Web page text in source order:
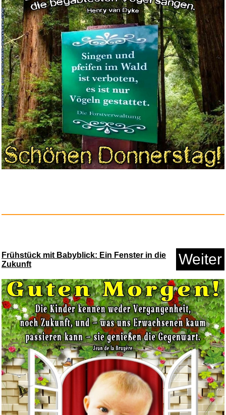
The Vampire Diaries - Serie Co...
Anzeige
Anzeige
Frühstück mit Babyblick: Ein Fenster in die
Zukunft
Weiter